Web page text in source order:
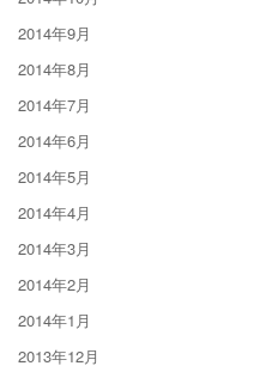
2014年9月
2014年8月
2014年7月
2014年6月
2014年5月
2014年4月
2014年3月
2014年2月
2014年1月
2013年12月